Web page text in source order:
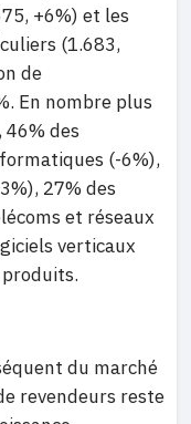
+6%) et les
(1.683,
de
En nombre plus
des
(-6%),
27% des
et réseaux
verticaux
du marché
revendeurs reste